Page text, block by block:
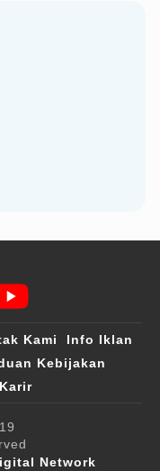
Kami
Info Iklan
Kebijakan
Network